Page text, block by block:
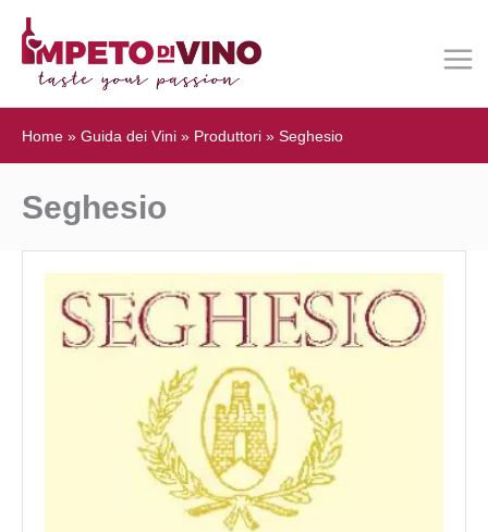
Home » Guida dei Vini » Produttori » Seghesio
Seghesio